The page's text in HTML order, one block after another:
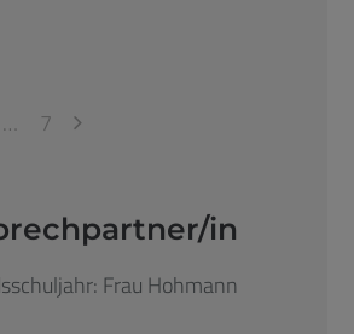
… 7
in
Frau Hohmann